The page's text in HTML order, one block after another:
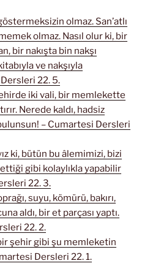
olmaz. San’atlı
olmaz. Nasıl olur ki, bir
bir nakışta bin nakşı
ve nakşıyla
22. 5.
iki vali, bir memlekette
Nerede kaldı, hadsiz
– Cumartesi Dersleri
ki, bütün bu âlemimizi, bizi
gibi kolaylıkla yapabilir
22. 3.
suyu, kömürü, bakırı,
aldı, bir et parçası yaptı.
22. 2.
şehir gibi şu memleketin
Dersleri 22. 1.